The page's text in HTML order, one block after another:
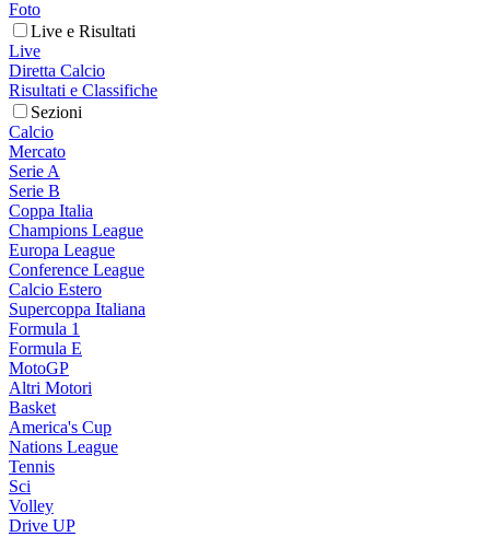
Foto
Live e Risultati
Live
Diretta Calcio
Risultati e Classifiche
Sezioni
Calcio
Mercato
Serie A
Serie B
Coppa Italia
Champions League
Europa League
Conference League
Calcio Estero
Supercoppa Italiana
Formula 1
Formula E
MotoGP
Altri Motori
Basket
America's Cup
Nations League
Tennis
Sci
Volley
Drive UP